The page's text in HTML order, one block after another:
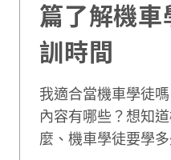
篇了解機車
訓時間
我適合當機車學徒
內容有哪些？想知
麼、機車學徒要學